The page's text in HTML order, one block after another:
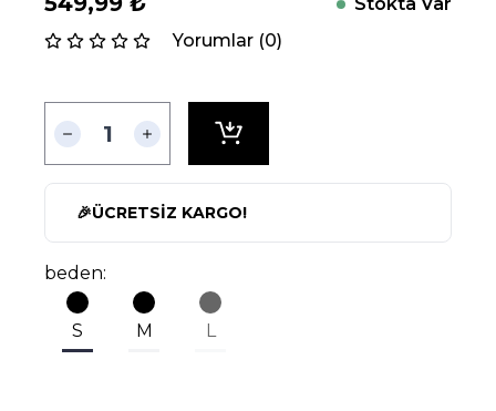
Yorumlar (0)
🎉ÜCRETSİZ KARGO!
beden:
S M L